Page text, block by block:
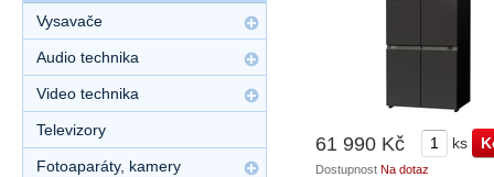
61 990 Kč ks
Dostupnost Na dotaz
Vysavače
Audio technika
Video technika
Televizory
Fotoaparáty, kamery